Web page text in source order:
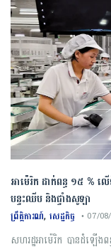
អាម៉េរិក ដាក់ពន្ធ ១៥ %
បន្ទះឈីប និងផ្ទាំងសូឡា
ព្រឹត្តិការណ៍, សេដ្ឋកិច្ច • 07/
សហរដ្ឋអាម៉េរិក បានដំឡ